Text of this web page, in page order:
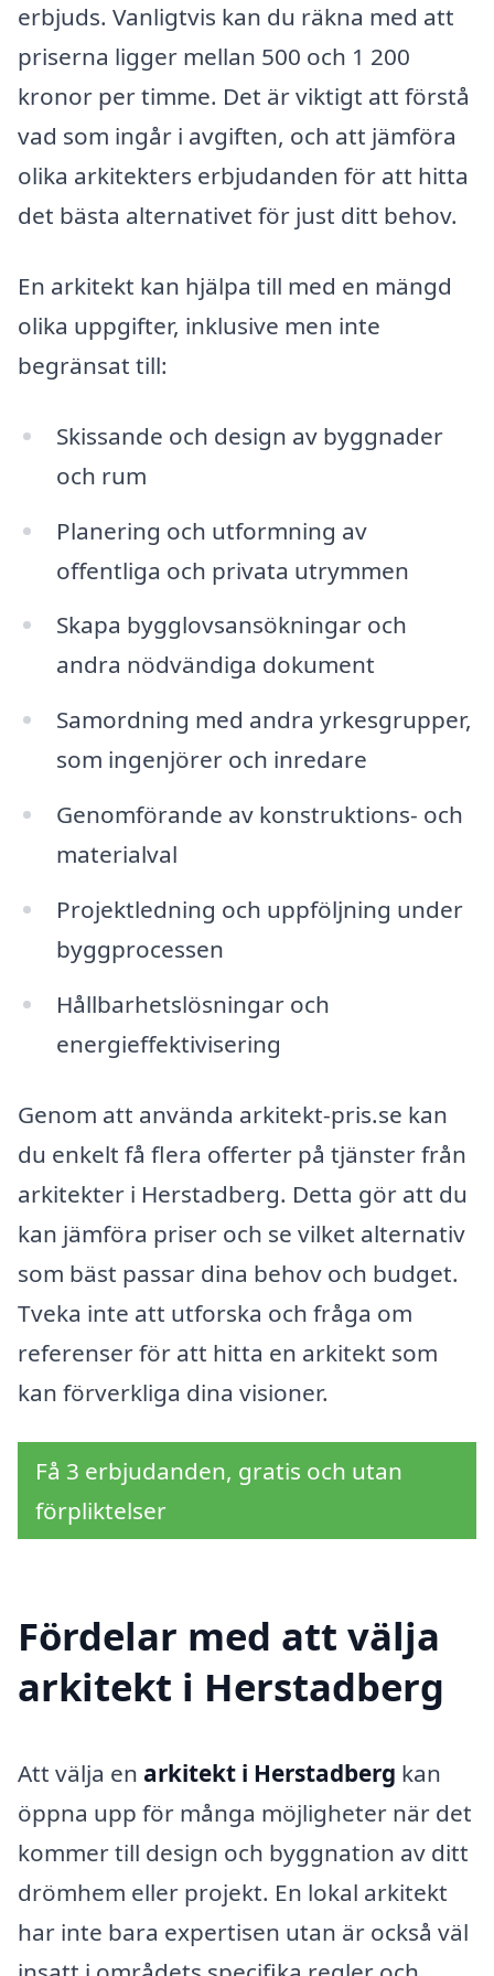
erbjuds. Vanligtvis kan du räkna med att
priserna ligger mellan 500 och 1 200
kronor per timme. Det är viktigt att förstå
vad som ingår i avgiften, och att jämföra
olika arkitekters erbjudanden för att hitta
det bästa alternativet för just ditt behov.
En arkitekt kan hjälpa till med en mängd
olika uppgifter, inklusive men inte
begränsat till:
Skissande och design av byggnader
och rum
Planering och utformning av
offentliga och privata utrymmen
Skapa bygglovsansökningar och
andra nödvändiga dokument
Samordning med andra yrkesgrupper,
som ingenjörer och inredare
Genomförande av konstruktions- och
materialval
Projektledning och uppföljning under
byggprocessen
Hållbarhetslösningar och
energieffektivisering
Genom att använda arkitekt-pris.se kan
du enkelt få flera offerter på tjänster från
arkitekter i Herstadberg. Detta gör att du
kan jämföra priser och se vilket alternativ
som bäst passar dina behov och budget.
Tveka inte att utforska och fråga om
referenser för att hitta en arkitekt som
kan förverkliga dina visioner.
Få 3 erbjudanden, gratis och utan
förpliktelser
Fördelar med att välja
arkitekt i Herstadberg
Att välja en arkitekt i Herstadberg kan
öppna upp för många möjligheter när det
kommer till design och byggnation av ditt
drömhem eller projekt. En lokal arkitekt
har inte bara expertisen utan är också väl